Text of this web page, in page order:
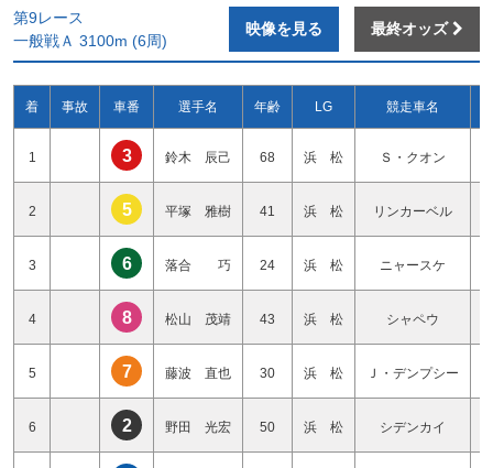
第9レース
一般戦Ａ 3100m (6周)
映像を見る 最終オッズ
着 事故 車番 選手名 年齢 LG 競走車名
1 3 鈴木 辰己 68 浜 松 Ｓ・クオン
2 5 平塚 雅樹 41 浜 松 リンカーベル
3 6 落合 巧 24 浜 松 ニャースケ
4 8 松山 茂靖 43 浜 松 シャペウ
5 7 藤波 直也 30 浜 松 Ｊ・デンプシー
6 2 野田 光宏 50 浜 松 シデンカイ